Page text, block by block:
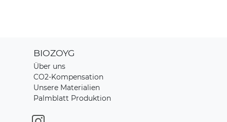
BIOZOYG
Über uns
CO2-Kompensation
Unsere Materialien
Palmblatt Produktion